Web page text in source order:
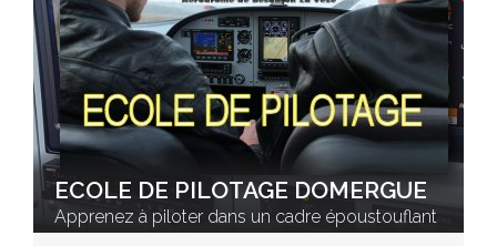
ECOLE DE PILOTAGE DOMERGUE
Apprenez à piloter dans un cadre époustouflant